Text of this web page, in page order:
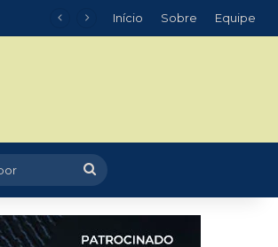
Início Sobre Equipe
Procurar
por